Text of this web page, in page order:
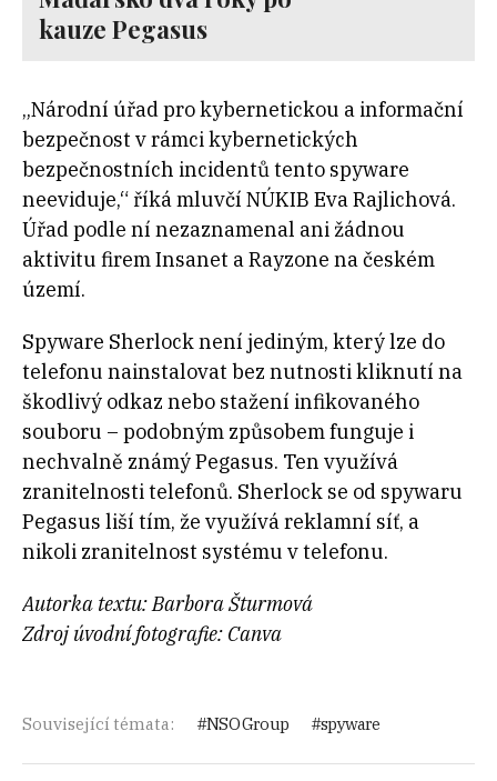
kauze Pegasus
„Národní úřad pro kybernetickou a informační
bezpečnost v rámci kybernetických
bezpečnostních incidentů tento spyware
neeviduje,“ říká mluvčí NÚKIB Eva Rajlichová.
Úřad podle ní nezaznamenal ani žádnou
aktivitu firem Insanet a Rayzone na českém
území.
Spyware Sherlock není jediným, který lze do
telefonu nainstalovat bez nutnosti kliknutí na
škodlivý odkaz nebo stažení infikovaného
souboru – podobným způsobem funguje i
nechvalně známý Pegasus. Ten využívá
zranitelnosti telefonů. Sherlock se od spywaru
Pegasus liší tím, že využívá reklamní síť, a
nikoli zranitelnost systému v telefonu.
Autorka textu: Barbora Šturmová
Zdroj úvodní fotografie: Canva
Související témata: NSO Group spyware